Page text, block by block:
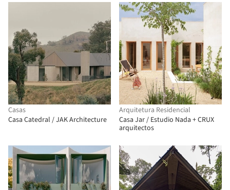
Casas
Casa Catedral / JAK Architecture
Arquitetura Residencial
Casa Jar / Estudio Nada + CRUX
arquitectos